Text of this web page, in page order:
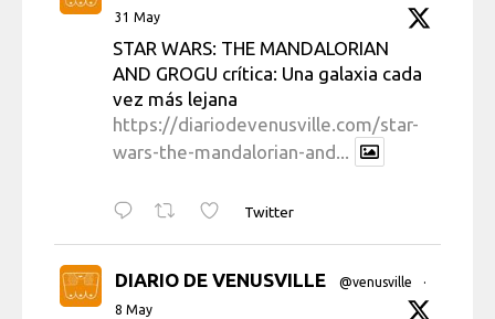
31 May
STAR WARS: THE MANDALORIAN
AND GROGU crítica: Una galaxia cada
vez más lejana
https://diariodevenusville.com/star-
wars-the-mandalorian-and...
Twitter
DIARIO DE VENUSVILLE @venusville
·
8 May